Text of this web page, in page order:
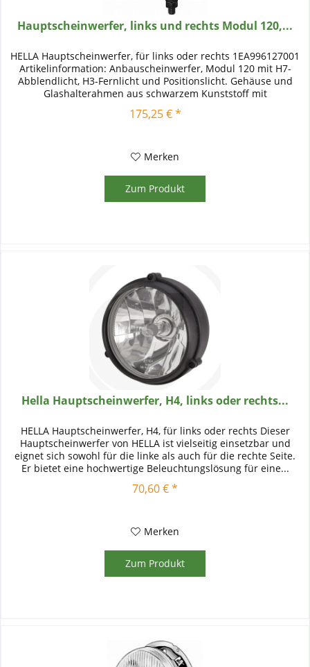
Hauptscheinwerfer, links und rechts Modul 120,...
HELLA Hauptscheinwerfer, für links oder rechts 1EA996127001
Artikelinformation: Anbauscheinwerfer, Modul 120 mit H7-
Abblendlicht, H3-Fernlicht und Positionslicht. Gehäuse und
Glashalterahmen aus schwarzem Kunststoff mit
vorstehendem Rand...
175,25 € *
Merken
Zum Produkt
Hella Hauptscheinwerfer, H4, links oder rechts...
HELLA Hauptscheinwerfer, H4, für links oder rechts Dieser
Hauptscheinwerfer von HELLA ist vielseitig einsetzbar und
eignet sich sowohl für die linke als auch für die rechte Seite.
Er bietet eine hochwertige Beleuchtungslösung für eine...
70,60 € *
Merken
Zum Produkt